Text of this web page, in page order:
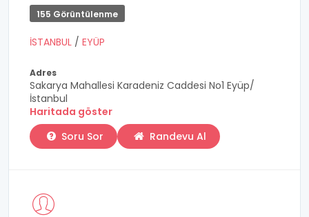
155 Görüntülenme
İSTANBUL / EYÜP
Adres
Sakarya Mahallesi Karadeniz Caddesi No1 Eyüp/
İstanbul
Haritada göster
Soru Sor
Randevu Al